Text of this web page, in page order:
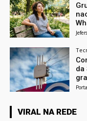
da
VIRAL NA REDE